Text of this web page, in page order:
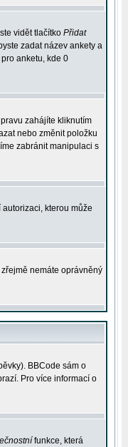
vidět tlačítko Přidat
zadat název ankety a
anketu, kde 0
zahájíte kliknutím
nebo změnit položku
zabránit manipulaci s
kterou může
nemáte oprávněný
BBCode sám o
Pro více informací o
funkce, která